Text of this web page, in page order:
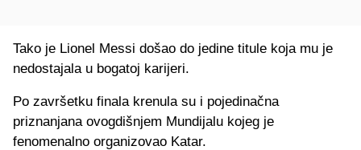
Tako je Lionel Messi došao do jedine titule koja mu je
nedostajala u bogatoj karijeri.
Po završetku finala krenula su i pojedinačna
priznanjana ovogdišnjem Mundijalu kojeg je
fenomenalno organizovao Katar.